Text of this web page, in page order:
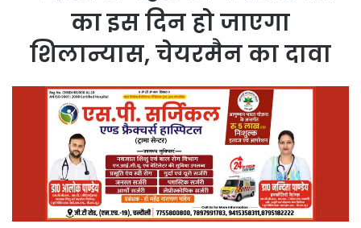
का इस दिन हो जाएगा
शिलान्यास, चेयरमैन का दावा